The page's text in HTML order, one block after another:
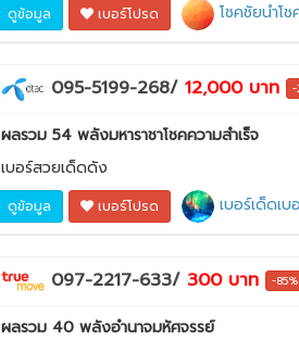
ดูข้อมูล เบอร์โปรด โชคชัยนำโช
095-5199-268/ 12,000 บาท -
ผลรวม 54 พลังมหาราชาโชคความสำเร็จ
เบอร์สวยเด็ดดัง
ดูข้อมูล เบอร์โปรด เบอร์เด็ดเ
097-2217-633/ 300 บาท -85%
ผลรวม 40 พลังอำนาจมหัศจรรย์